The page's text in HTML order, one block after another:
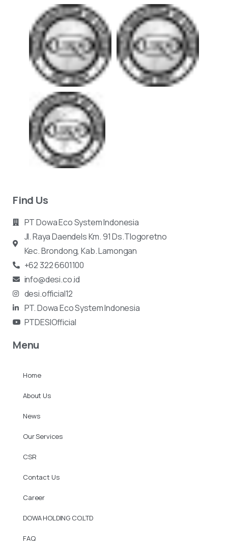
Find Us
PT Dowa Eco System Indonesia
Jl. Raya Daendels Km. 91 Ds.Tlogoretno
Kec.Brondong, Kab. Lamongan
+62 322 6601100
info@desi.co.id
desi.official12
PT. Dowa Eco System Indonesia
PTDESIOfficial
Menu
Home
About Us
News
Our Services
CSR
Contact Us
Career
DOWA HOLDING CO.LTD
FAQ